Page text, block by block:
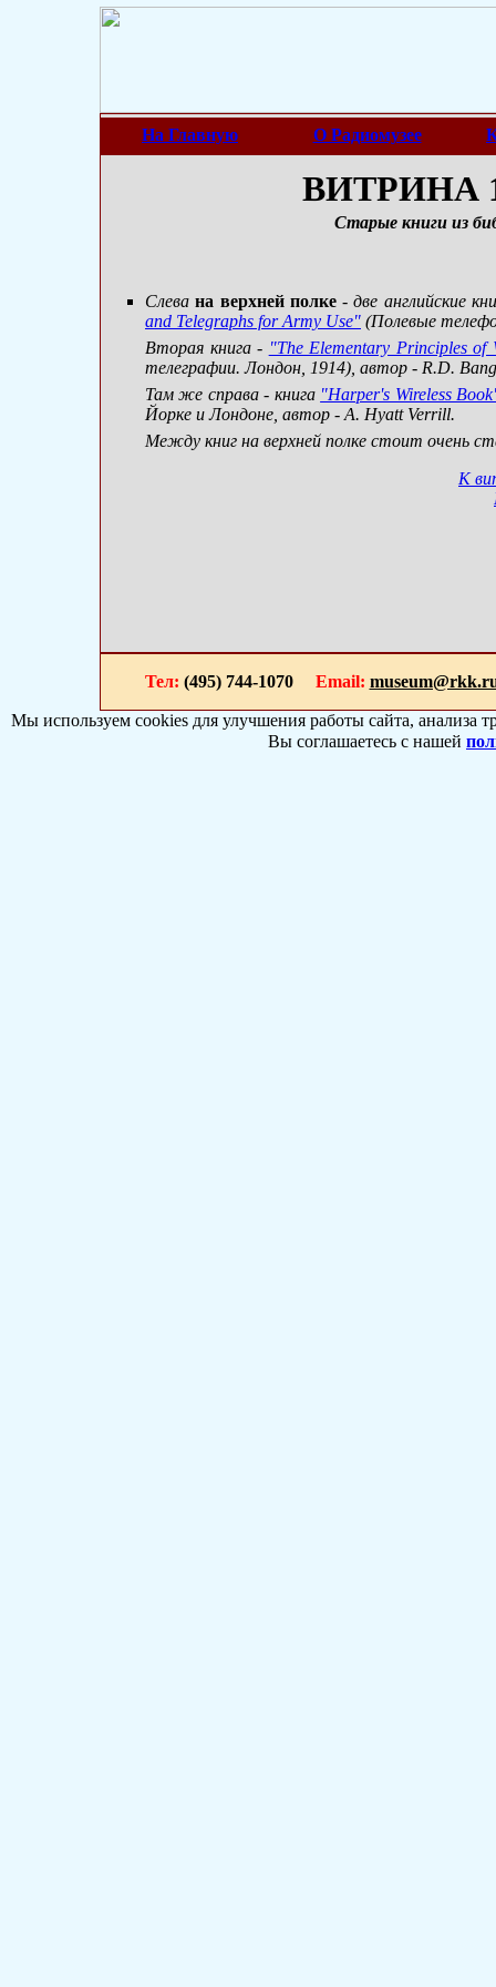
На Главную О Радиомузее
ВИТРИНА
Старые книги из
Слевана верхней полке- две английские
and Telegraphs for Army Use" (Полевые
Вторая книга - "The Elementary Principles of
телеграфии. Лондон, 1914), автор - R.D.
Там же справа - книга "Harper's Wireless
Йорке и Лондоне, автор - A. Hyatt Verrill.
Между книг на верхней полке стоит очень
К
Тел: (495) 744-1070 Email:
Мы используем cookies для улучшения работы сайта, анализа
Вы соглашаетесь с нашей